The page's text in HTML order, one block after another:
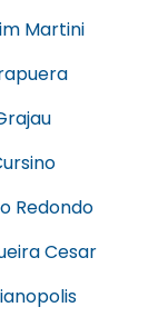
Martini
Redondo
Cesar